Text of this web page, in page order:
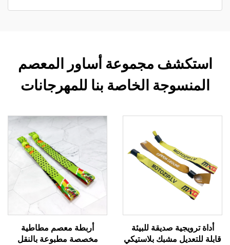
استكشف مجموعة أساور المعصم
المنسوجة الخاصة بنا للمهرجانات
أداة ترويجية صديقة للبيئة
قابلة للتعديل مشبك بلاستيكي
أربطة معصم مطاطية
مخصصة مطبوعة بالنقل